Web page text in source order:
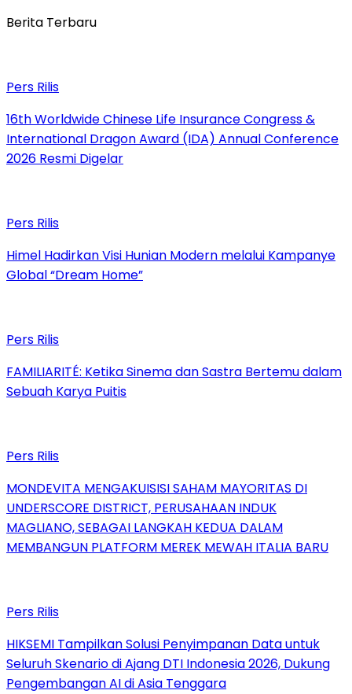
Berita Terbaru
Pers Rilis
16th Worldwide Chinese Life Insurance Congress &
International Dragon Award (IDA) Annual Conference
2026 Resmi Digelar
Pers Rilis
Himel Hadirkan Visi Hunian Modern melalui Kampanye
Global “Dream Home”
Pers Rilis
FAMILIARITÉ: Ketika Sinema dan Sastra Bertemu dalam
Sebuah Karya Puitis
Pers Rilis
MONDEVITA MENGAKUISISI SAHAM MAYORITAS DI
UNDERSCORE DISTRICT, PERUSAHAAN INDUK
MAGLIANO, SEBAGAI LANGKAH KEDUA DALAM
MEMBANGUN PLATFORM MEREK MEWAH ITALIA BARU
Pers Rilis
HIKSEMI Tampilkan Solusi Penyimpanan Data untuk
Seluruh Skenario di Ajang DTI Indonesia 2026, Dukung
Pengembangan AI di Asia Tenggara